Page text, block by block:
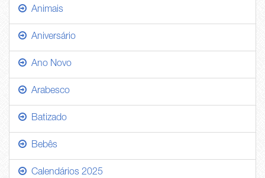
Animais
Aniversário
Ano Novo
Arabesco
Batizado
Bebês
Calendários 2025